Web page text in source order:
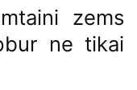
zems
ne tikai